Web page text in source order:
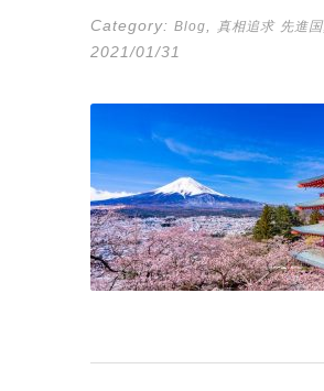
Category: Blog 真相追求 先進国
2021/01/31